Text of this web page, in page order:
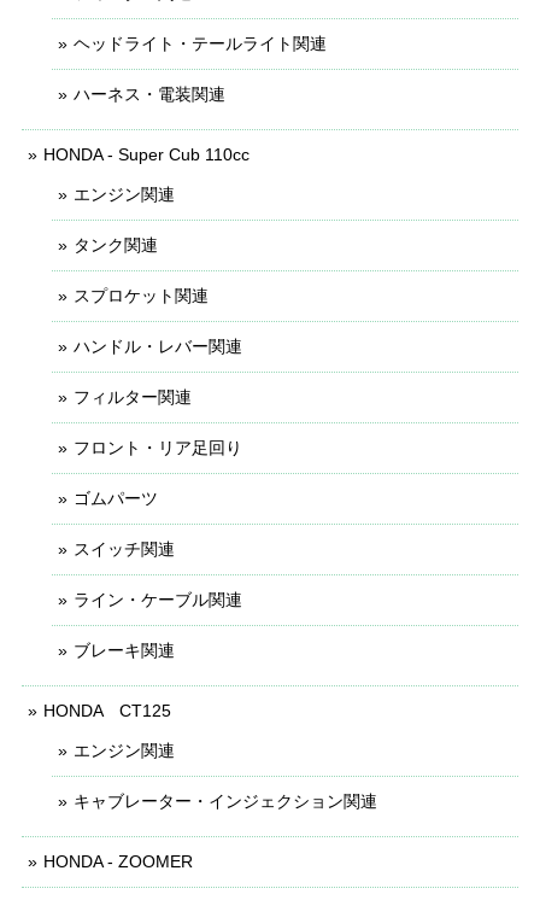
ヘッドライト・テールライト関連
ハーネス・電装関連
HONDA - Super Cub 110cc
エンジン関連
タンク関連
スプロケット関連
ハンドル・レバー関連
フィルター関連
フロント・リア足回り
ゴムパーツ
スイッチ関連
ライン・ケーブル関連
ブレーキ関連
HONDA CT125
エンジン関連
キャブレーター・インジェクション関連
HONDA - ZOOMER